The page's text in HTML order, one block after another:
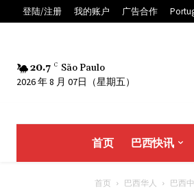
登陆/注册 我的账户 广告合作
20.7 C São Paulo
2026 年 8 月 07日（星期五）
首页 巴西快讯
首页 巴西华人 巴西